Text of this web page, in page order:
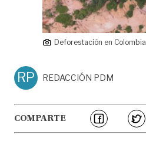
Deforestación en Colombia
RP REDACCIÓN PDM
COMPARTE